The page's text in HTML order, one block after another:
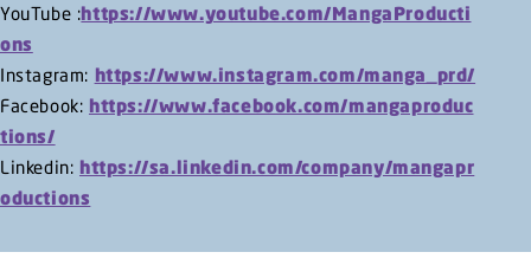
YouTube :https://www.youtube.com/MangaProducti
ons
Instagram: https://www.instagram.com/manga_prd/
Facebook: https://www.facebook.com/mangaproduc
tions/
Linkedin: https://sa.linkedin.com/company/mangapr
oductions